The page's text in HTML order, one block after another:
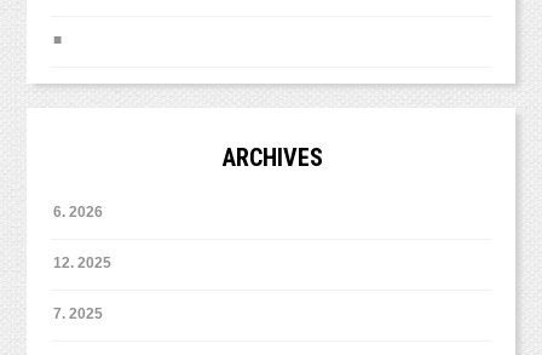
■
ARCHIVES
6. 2026
12. 2025
7. 2025